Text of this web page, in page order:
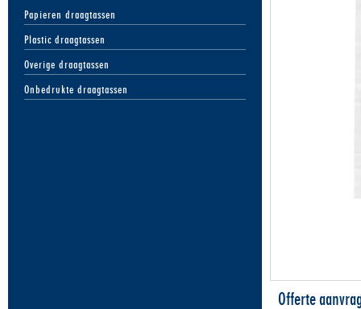
Papieren draagtassen
Plastic draagtassen
Overige draagtassen
Onbedrukte draagtassen
Offerte